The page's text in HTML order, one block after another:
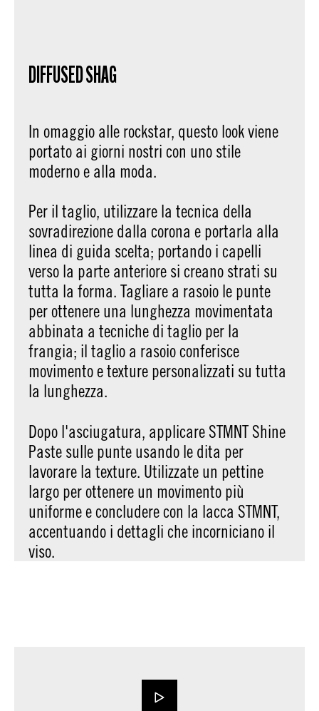
DIFFUSED SHAG
In omaggio alle rockstar, questo look viene
portato ai giorni nostri con uno stile
moderno e alla moda.
Per il taglio, utilizzare la tecnica della
sovradirezione dalla corona e portarla alla
linea di guida scelta; portando i capelli
verso la parte anteriore si creano strati su
tutta la forma. Tagliare a rasoio le punte
per ottenere una lunghezza movimentata
abbinata a tecniche di taglio per la
frangia; il taglio a rasoio conferisce
movimento e texture personalizzati su tutta
la lunghezza.
Dopo l'asciugatura, applicare STMNT Shine
Paste sulle punte usando le dita per
lavorare la texture. Utilizzate un pettine
largo per ottenere un movimento più
uniforme e concludere con la lacca STMNT,
accentuando i dettagli che incorniciano il
viso.